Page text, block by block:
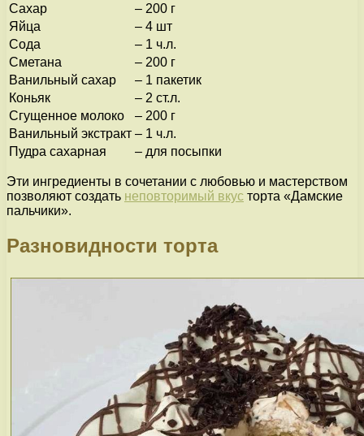
Сахар
– 200 г
Яйца
– 4 шт
Сода
– 1 ч.л.
Сметана
– 200 г
Ванильный сахар
– 1 пакетик
Коньяк
– 2 ст.л.
Сгущенное молоко
– 200 г
Ванильный экстракт – 1 ч.л.
Пудра сахарная
– для посыпки
Эти ингредиенты в сочетании с любовью и мастерством
позволяют создать неповторимый вкус торта «Дамские
пальчики».
Разновидности торта